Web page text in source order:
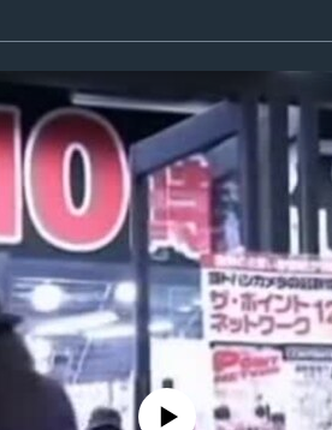
No media source currently available